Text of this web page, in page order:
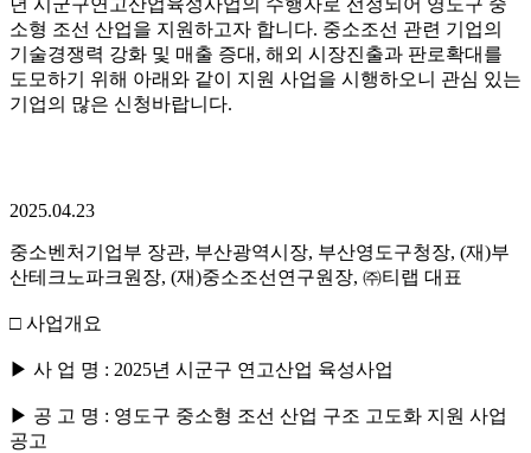
년 시군구연고산업육성사업의 수행자로 선정되어 영도구 중
소형 조선 산업을 지원하고자 합니다. 중소조선 관련 기업의
기술경쟁력 강화 및 매출 증대, 해외 시장진출과 판로확대를
도모하기 위해 아래와 같이 지원 사업을 시행하오니 관심 있는
기업의 많은 신청바랍니다.
2025.04.23
중소벤처기업부 장관, 부산광역시장, 부산영도구청장, (재)부
산테크노파크원장, (재)중소조선연구원장, ㈜티랩 대표
□ 사업개요
▶ 사 업 명 : 2025년 시군구 연고산업 육성사업
▶ 공 고 명 : 영도구 중소형 조선 산업 구조 고도화 지원 사업
공고